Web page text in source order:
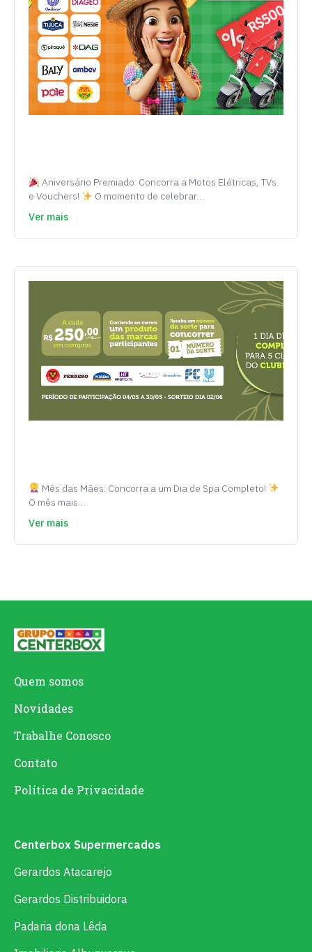
Aniversário Premiado: Concorra a Motos Elétricas, TVs
e Vouchers!
O momento de celebrar…
Ver mais
Mês das Mães: Concorra a um Dia de Spa Completo!
O mês mais…
Ver mais
Quem somos
Novidades
Trabalhe Conosco
Contato
Política de Privacidade
Centerbox Supermercados
Gerardos Atacarejo
Gerardos Distribuidora
Padaria dona Lêda